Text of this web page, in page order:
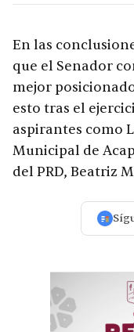
En las
que el Senador
mejor
esto tras el
aspirantes como
Municipal de
del PRD, Beatriz